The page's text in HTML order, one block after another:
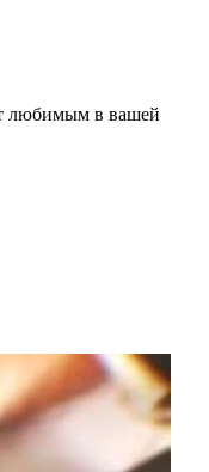
любимым в вашей